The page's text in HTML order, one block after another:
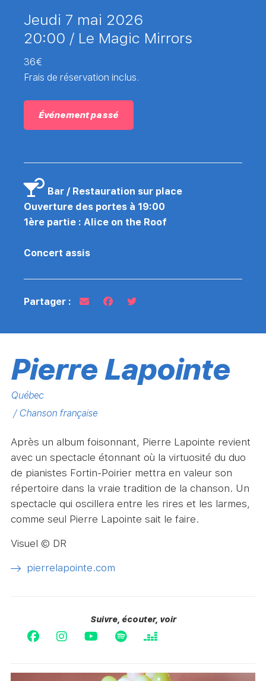
jeudi 7 mai 2026
20:00 / Le Magic Mirrors
36€
Frais de réservation inclus.
Événement passé
Bar / Restauration sur place
Ouverture des portes à 19:00
1ère partie : Alice on the Roof
Concert assis
Partager :
Pierre Lapointe
Québec
/ Chanson française
Après un album foisonnant, Pierre Lapointe revient
avec un spectacle étonnant où la virtuosité du duo
de pianistes Fortin-Poirier mettra en valeur son
répertoire dans la vraie tradition de la chanson. Un
spectacle qui oscillera entre les rires et les larmes,
comme seul Pierre Lapointe sait le faire.
Visuel © DR
pierrelapointe.com
Suivre, écouter, voir